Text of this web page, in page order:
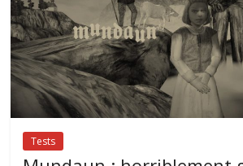
Tests